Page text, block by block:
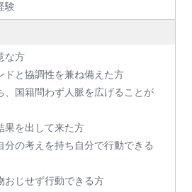
験
な方
ドと協調性を兼ね備えた方
、国籍問わず人脈を広げることが
果を出して来た方
分の考えを持ち自分で行動できる
おじせず行動できる方